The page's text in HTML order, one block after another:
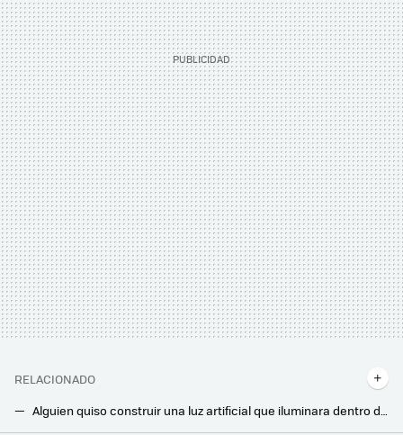
RELACIONADO
Alguien quiso construir una luz artificial que iluminara dentro de casa como el sol. Y lo consiguió